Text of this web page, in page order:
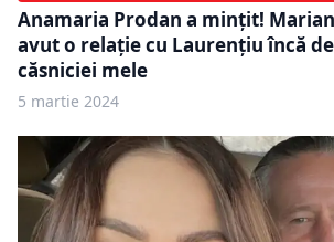
Anamaria Prodan a mințit!
avut o relație cu Laurențiu încă
căsniciei mele
5 martie 2024